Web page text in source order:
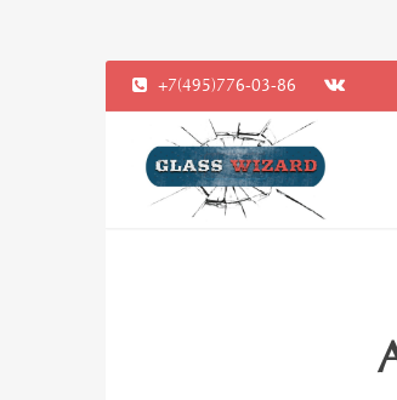
+7(495)776-03-86